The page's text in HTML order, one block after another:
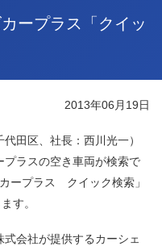
ープラス「クイッ
2013年06月19日
田区、社長：西川光一）
プラスの空き車両が検索で
ープラス クイック検索」
す。
会社が提供するカーシェ